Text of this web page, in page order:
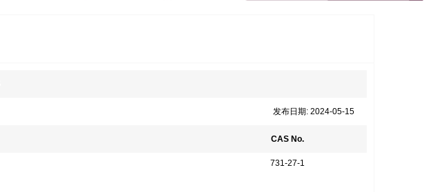
发布日期: 2024-05-15
CAS No.
731-27-1